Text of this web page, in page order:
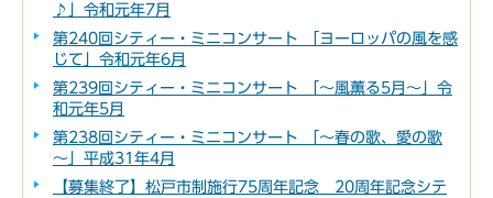
♪」令和元年7月
第240回シティー・ミニコンサート 「ヨーロッパの風を感
じて」令和元年6月
第239回シティー・ミニコンサート 「～風薫る5月～」令
和元年5月
第238回シティー・ミニコンサート 「～春の歌、愛の歌
～」平成31年4月
【募集終了】松戸市制施行75周年記念 20周年記念シテ